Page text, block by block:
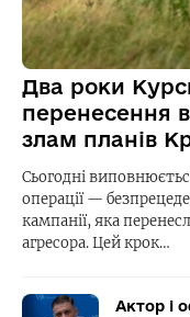
Два роки
перенесення
злам планів
Сьогодні
операції —
кампанії, яка
агресора. Цей крок…
Актор і